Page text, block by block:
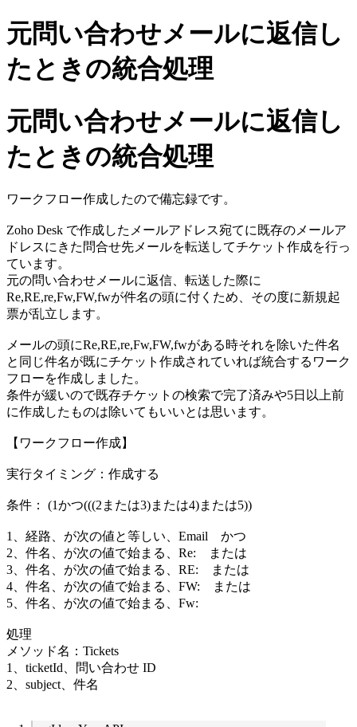
元問い合わせメールに返信し
たときの統合処理
元問い合わせメールに返信し
たときの統合処理
ワークフロー作成したので備忘録です。
Zoho Desk で作成したメールアドレス宛てに既存のメールア
ドレスにきた問合せ先メールを転送してチケット作成を行っ
ています。
元の問い合わせメールに返信、転送した際に
Re,RE,re,Fw,FW,fwが件名の頭に付くため、その度に新規起
票が乱立します。
メールの頭にRe,RE,re,Fw,FW,fwがある時それを除いた件名
と同じ件名が既にチケット作成されていれば統合するワーク
フローを作成しました。
条件が緩いので既存チケットの検索で完了済みや5日以上前
に作成したものは除いてもいいとは思います。
【ワークフロー作成】
実行タイミング：作成する
条件： (1かつ(((2または3)または4)または5))
1、経路、が次の値と等しい、Email かつ
2、件名、が次の値で始まる、Re: または
3、件名、が次の値で始まる、RE: または
4、件名、が次の値で始まる、FW: または
5、件名、が次の値で始まる、Fw:
処理
メソッド名：Tickets
1、ticketId、問い合わせ ID
2、subject、件名